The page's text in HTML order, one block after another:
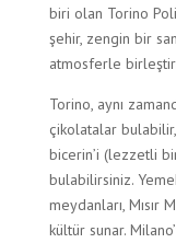
biri olan Torino
şehir, zengin bir
atmosferle
Torino, aynı
çikolatalar
bicerin’i (lezzetli
bulabilirsiniz.
meydanları,
kültür sunar.